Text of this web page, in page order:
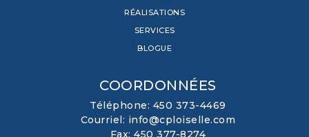
RÉALISATIONS
SERVICES
BLOGUE
COORDONNÉES
Téléphone: 450 373-4469
Courriel: info@cploiselle.com
Fax: 450 377-8274